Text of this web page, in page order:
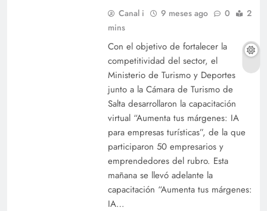
Canal i 9 meses ago 0
2
mins
Con el objetivo de fortalecer la
competitividad del sector, el
Ministerio de Turismo y Deportes
junto a la Cámara de Turismo de
Salta desarrollaron la capacitación
virtual “Aumenta tus márgenes: IA
para empresas turísticas”, de la que
participaron 50 empresarios y
emprendedores del rubro. Esta
mañana se llevó adelante la
capacitación “Aumenta tus márgenes:
IA…